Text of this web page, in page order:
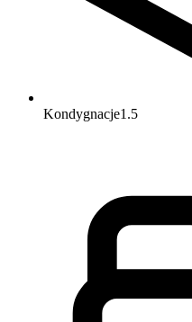
Kondygnacje1.5